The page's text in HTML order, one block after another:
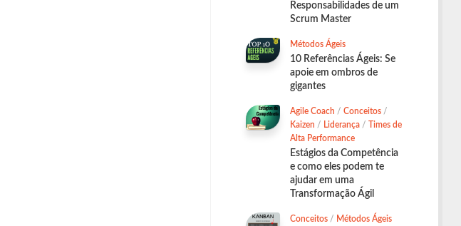
Responsabilidades de um
Scrum Master
Métodos Ágeis
10 Referências Ágeis: Se
apoie em ombros de
gigantes
Agile Coach / Conceitos /
Kaizen / Liderança / Times de
Alta Performance
Estágios da Competência
e como eles podem te
ajudar em uma
Transformação Ágil
Conceitos / Métodos Ágeis